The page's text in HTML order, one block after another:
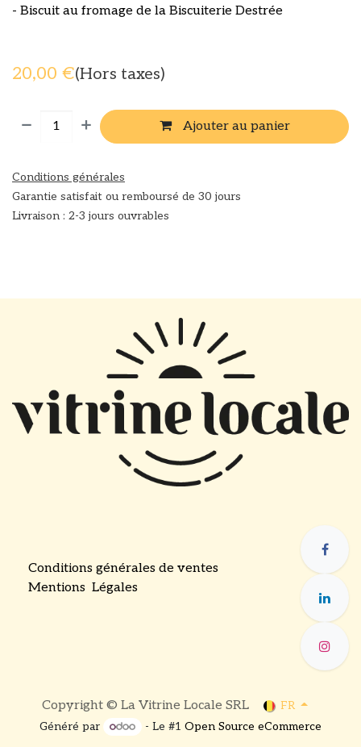
- Biscuit au fromage de la Biscuiterie Destrée
20,00 €(Hors taxes)
Ajouter au panier
Conditions générales
Garantie satisfait ou remboursé de 30 jours
Livraison : 2-3 jours ouvrables
Conditions générales de ventes
Mentions Légales
Copyright © La Vitrine Locale SRL
FR
Généré par
- Le #1Open Source eCommerce